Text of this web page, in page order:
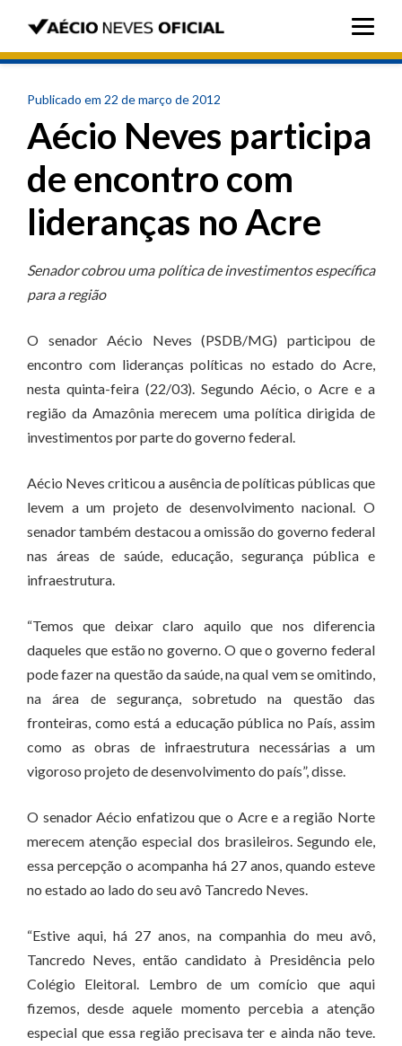
Publicado em 22 de março de 2012
Aécio Neves participa
de encontro com
lideranças no Acre
Senador cobrou uma política de investimentos específica
para a região
O senador Aécio Neves (PSDB/MG) participou de
encontro com lideranças políticas no estado do Acre,
nesta quinta-feira (22/03). Segundo Aécio, o Acre e a
região da Amazônia merecem uma política dirigida de
investimentos por parte do governo federal.
Aécio Neves criticou a ausência de políticas públicas que
levem a um projeto de desenvolvimento nacional. O
senador também destacou a omissão do governo federal
nas áreas de saúde, educação, segurança pública e
infraestrutura.
“Temos que deixar claro aquilo que nos diferencia
daqueles que estão no governo. O que o governo federal
pode fazer na questão da saúde, na qual vem se omitindo,
na área de segurança, sobretudo na questão das
fronteiras, como está a educação pública no País, assim
como as obras de infraestrutura necessárias a um
vigoroso projeto de desenvolvimento do país”, disse.
O senador Aécio enfatizou que o Acre e a região Norte
merecem atenção especial dos brasileiros. Segundo ele,
essa percepção o acompanha há 27 anos, quando esteve
no estado ao lado do seu avô Tancredo Neves.
“Estive aqui, há 27 anos, na companhia do meu avô,
Tancredo Neves, então candidato à Presidência pelo
Colégio Eleitoral. Lembro de um comício que aqui
fizemos, desde aquele momento percebia a atenção
especial que essa região precisava ter e ainda não teve.